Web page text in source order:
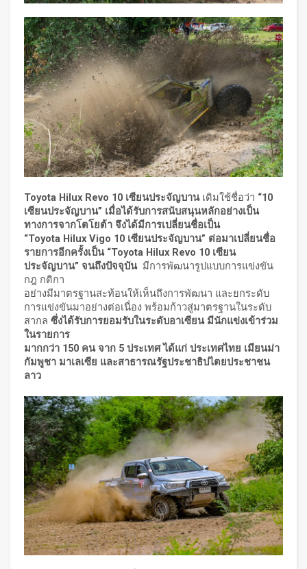
Toyota Hilux Revo 10 เซียนประจัญบานเดิมใช้ชื่อว่า “10
เซียนประจัญบาน” เมื่อได้รับการสนับสนุนหลักอย่างเป็น
ทางการจากโตโยต้า จึงได้มีการเปลี่ยนชื่อเป็น
“Toyota Hilux Vigo 10 เซียนประจัญบาน” ต่อมาเปลี่ยนชื่อ
รายการอีกครั้งเป็น “Toyota Hilux Revo 10 เซียน
ประจัญบาน” จนถึงปัจจุบันมีการพัฒนารูปแบบการแข่งขัน
กฎ กติกา
อย่างมีมาตรฐานสะท้อนให้เห็นถึงการพัฒนา และยกระดับ
การแข่งขันมาอย่างต่อเนื่อง พร้อมก้าวสู่มาตรฐานในระดับ
สากล ซึ่งได้รับการยอมรับในระดับอาเซียน มีนักแข่งเข้าร่วม
ในรายการ
มากกว่า 150 คน จาก 5 ประเทศ ได้แก่ ประเทศไทย เมียนม่า
กัมพูชา มาเลเซีย และสาธารณรัฐประชาธิปไตยประชาชน
ลาว